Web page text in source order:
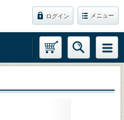
ログイン メニュー